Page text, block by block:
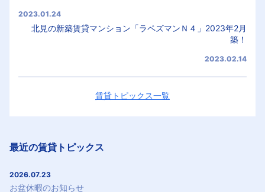
2023.01.24
北見の新築賃貸マンション「ラペズマンＮ４」2023年2月
築！
2023.02.14
賃貸トピックス一覧
最近の賃貸トピックス
2026.07.23
お盆休暇のお知らせ